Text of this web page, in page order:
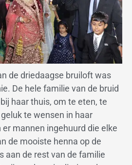
de driedaagse bruiloft was
De hele familie van de bruid
haar thuis, om te eten, te
te wensen in haar
er mannen ingehuurd die elke
de mooiste henna op de
aan de rest van de familie